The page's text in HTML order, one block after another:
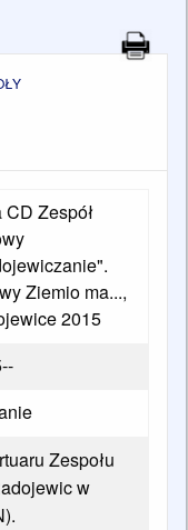
CD Zespół
Ziemio ma...,
2015
Zespołu
w